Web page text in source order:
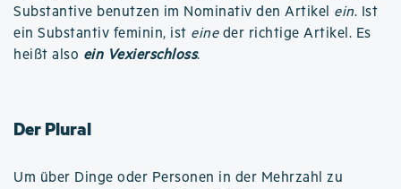
Substantive benutzen im Nominativ den Artikel ein. Ist
ein Substantiv feminin, ist eineder richtige Artikel. Es
heißt also ein Vexierschloss.
Der Plural
Um über Dinge oder Personen in der Mehrzahl zu